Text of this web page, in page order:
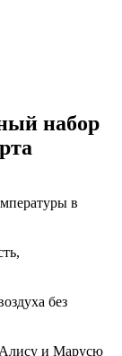
набор
в
без
и Марусю